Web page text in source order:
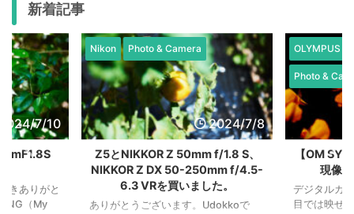
新着記事
7/10
きありがと
（My
Nikon Photo & Camera
2024/7/8
Z5とNIKKOR Z 50mm f/1.8 S、
NIKKOR Z DX 50-250mm f/4.5-
6.3 VRを買いました。
ありがとうございます。Udokkoで
OLYMPUS /
Photo &
【OM
現像
デジタルカ
目では映せ